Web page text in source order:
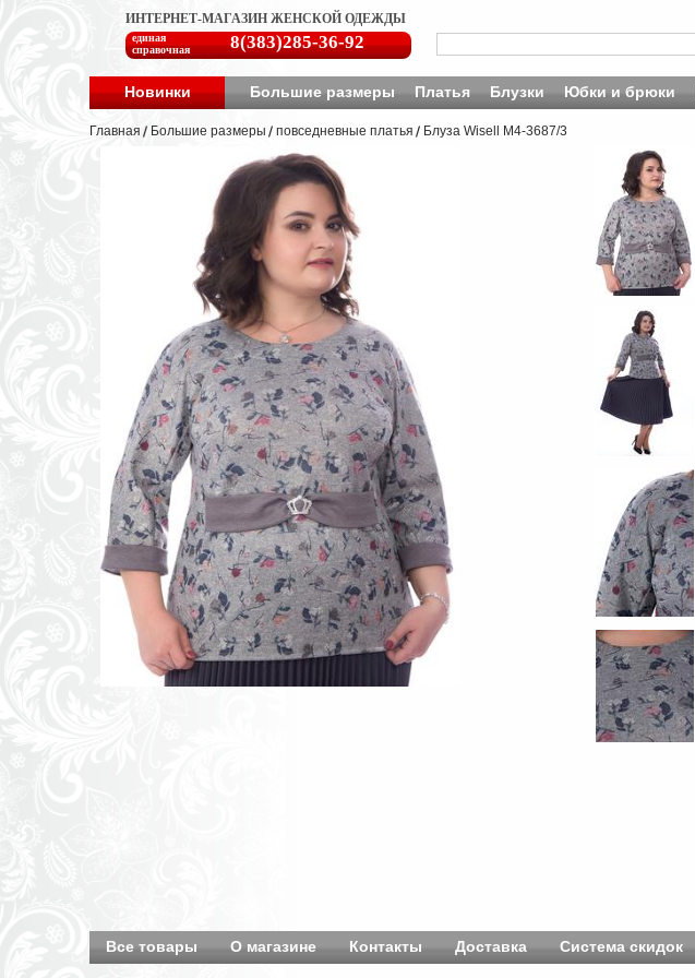
ИНТЕРНЕТ-МАГАЗИН ЖЕНСКОЙ ОДЕЖДЫ
единая
справочная
8(383)285-36-92
Новинки Большие размеры Платья Блузки Юбки и брюки
Главная Большие размеры повседневные платья Блуза Wisell М4-3687/3
Все товары О магазине Контакты Доставка Система скидок